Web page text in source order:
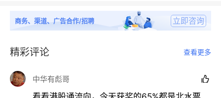
光明乳业(600597.SH)、锦欣生殖(01951.HK)、均胜
(02436.HK)、绿城管理(09979.HK)、农夫山泉
B(02561.HK)、讯飞医疗(02506.HK)、中国联塑
商务、渠道、广告合作/招聘 立即咨询
精彩评论 查看更多
中华有彪哥 